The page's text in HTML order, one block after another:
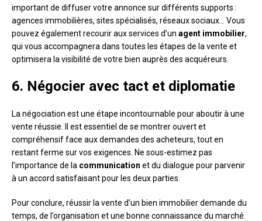
important de diffuser votre annonce sur différents supports :
agences immobilières, sites spécialisés, réseaux sociaux… Vous
pouvez également recourir aux services d’un agent immobilier,
qui vous accompagnera dans toutes les étapes de la vente et
optimisera la visibilité de votre bien auprès des acquéreurs.
6. Négocier avec tact et diplomatie
La négociation est une étape incontournable pour aboutir à une
vente réussie. Il est essentiel de se montrer ouvert et
compréhensif face aux demandes des acheteurs, tout en
restant ferme sur vos exigences. Ne sous-estimez pas
l’importance de la communication et du dialogue pour parvenir
à un accord satisfaisant pour les deux parties.
Pour conclure, réussir la vente d’un bien immobilier demande du
temps, de l’organisation et une bonne connaissance du marché.